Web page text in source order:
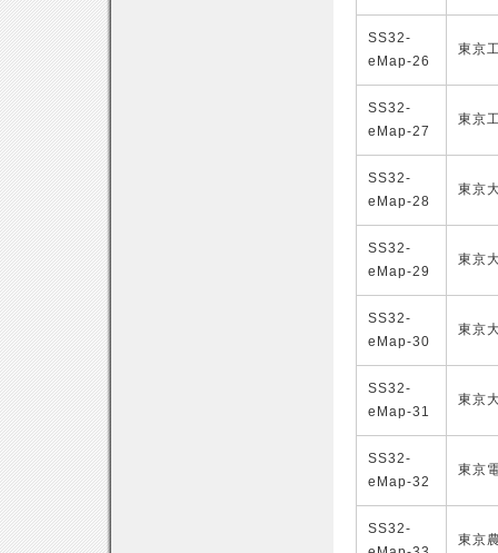
SS32-
eMap-26
東京
SS32-
eMap-27
東京
SS32-
eMap-28
東京
SS32-
eMap-29
東京
SS32-
eMap-30
東京
SS32-
eMap-31
東京
SS32-
eMap-32
東京
SS32-
東京